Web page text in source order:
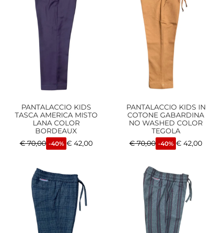
PANTALACCIO KIDS
TASCA AMERICA MISTO
LANA COLOR
BORDEAUX
€70,00 -40% €42,00
PANTALACCIO KIDS IN
COTONE GABARDINA
NO WASHED COLOR
TEGOLA
€70,00 -40% € 42,00